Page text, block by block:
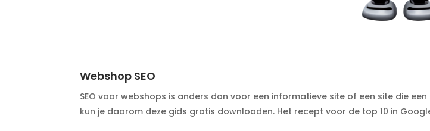
Webshop SEO
SEO voor webshops is anders dan voor een informatieve site of een site die
kun je daarom deze gids gratis downloaden. Het recept voor de top 10 in